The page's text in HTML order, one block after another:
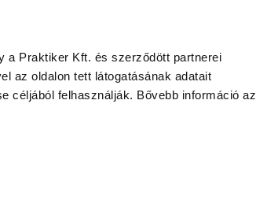
a Praktiker Kft. és szerződött partnerei
az oldalon tett látogatásának adatait
céljából felhasználják. Bővebb információ az